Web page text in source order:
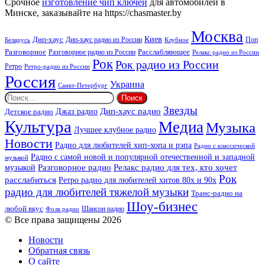
Срочное изготовление чип ключей для автомобилей в
Минске, заказывайте на https://chasmaster.by
Беларусь Дип-хаус Дип-хаус радио из России Киев Клубное Москва Поп
Разговорное Разговорное радио из России Расслабляющее Релакс радио из России
Ретро Ретро-радио из России РокРок радио из России
Россия Санкт-Петербург Украина
Найти:
Детское радио Джаз радио Дип-хаус радио Звезды
Культура Лучшее клубное радио МедиаМузыка
Новости Радио для любителей хип-хопа и рэпа Радио с классической
музыкой Радио с самой новой и популярной отечественной и западной
музыкой Разговорное радио Релакс радио для тех, кто хочет
расслабиться Ретро радио для любителей хитов 80х и 90х Рок
радио для любителей тяжелой музыки Транс-радио на
любой вкус Фолк радио Шансон радио Шоу-бизнес
© Все права защищены 2026
Новости
Обратная связь
О сайте